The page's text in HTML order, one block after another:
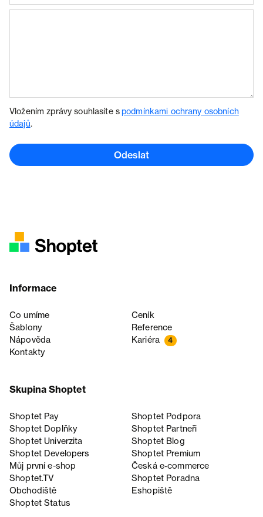
Vložením zprávy souhlasíte spodmínkami ochrany osobních
údajů.
Odeslat
Informace
Co umíme
Ceník
Šablony
Reference
Nápověda
Kariéra 4
Kontakty
Skupina Shoptet
Shoptet Pay
Shoptet Podpora
Shoptet Doplňky
Shoptet Partneři
Shoptet Univerzita
Shoptet Blog
Shoptet Developers
Shoptet Premium
Můj první e-shop
Česká e‑commerce
Shoptet.TV
Shoptet Poradna
Obchodiště
Eshopiště
Shoptet Status